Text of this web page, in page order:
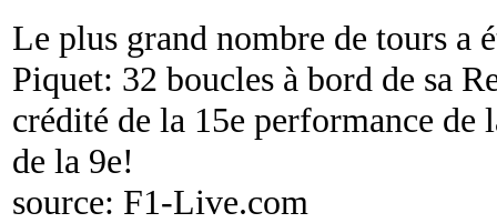
Le plus grand nombre de tours a
Piquet: 32 boucles à bord de sa
crédité de la 15e performance de
de la 9e!
source: F1-Live.com